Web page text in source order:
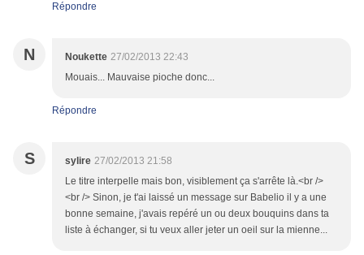
Répondre
N Noukette 27/02/2013 22:43
Mouais... Mauvaise pioche donc...
Répondre
S sylire 27/02/2013 21:58
Le titre interpelle mais bon, visiblement ça s'arrête là.<br />
<br /> Sinon, je t'ai laissé un message sur Babelio il y a une
bonne semaine, j'avais repéré un ou deux bouquins dans ta
liste à échanger, si tu veux aller jeter un oeil sur la mienne...